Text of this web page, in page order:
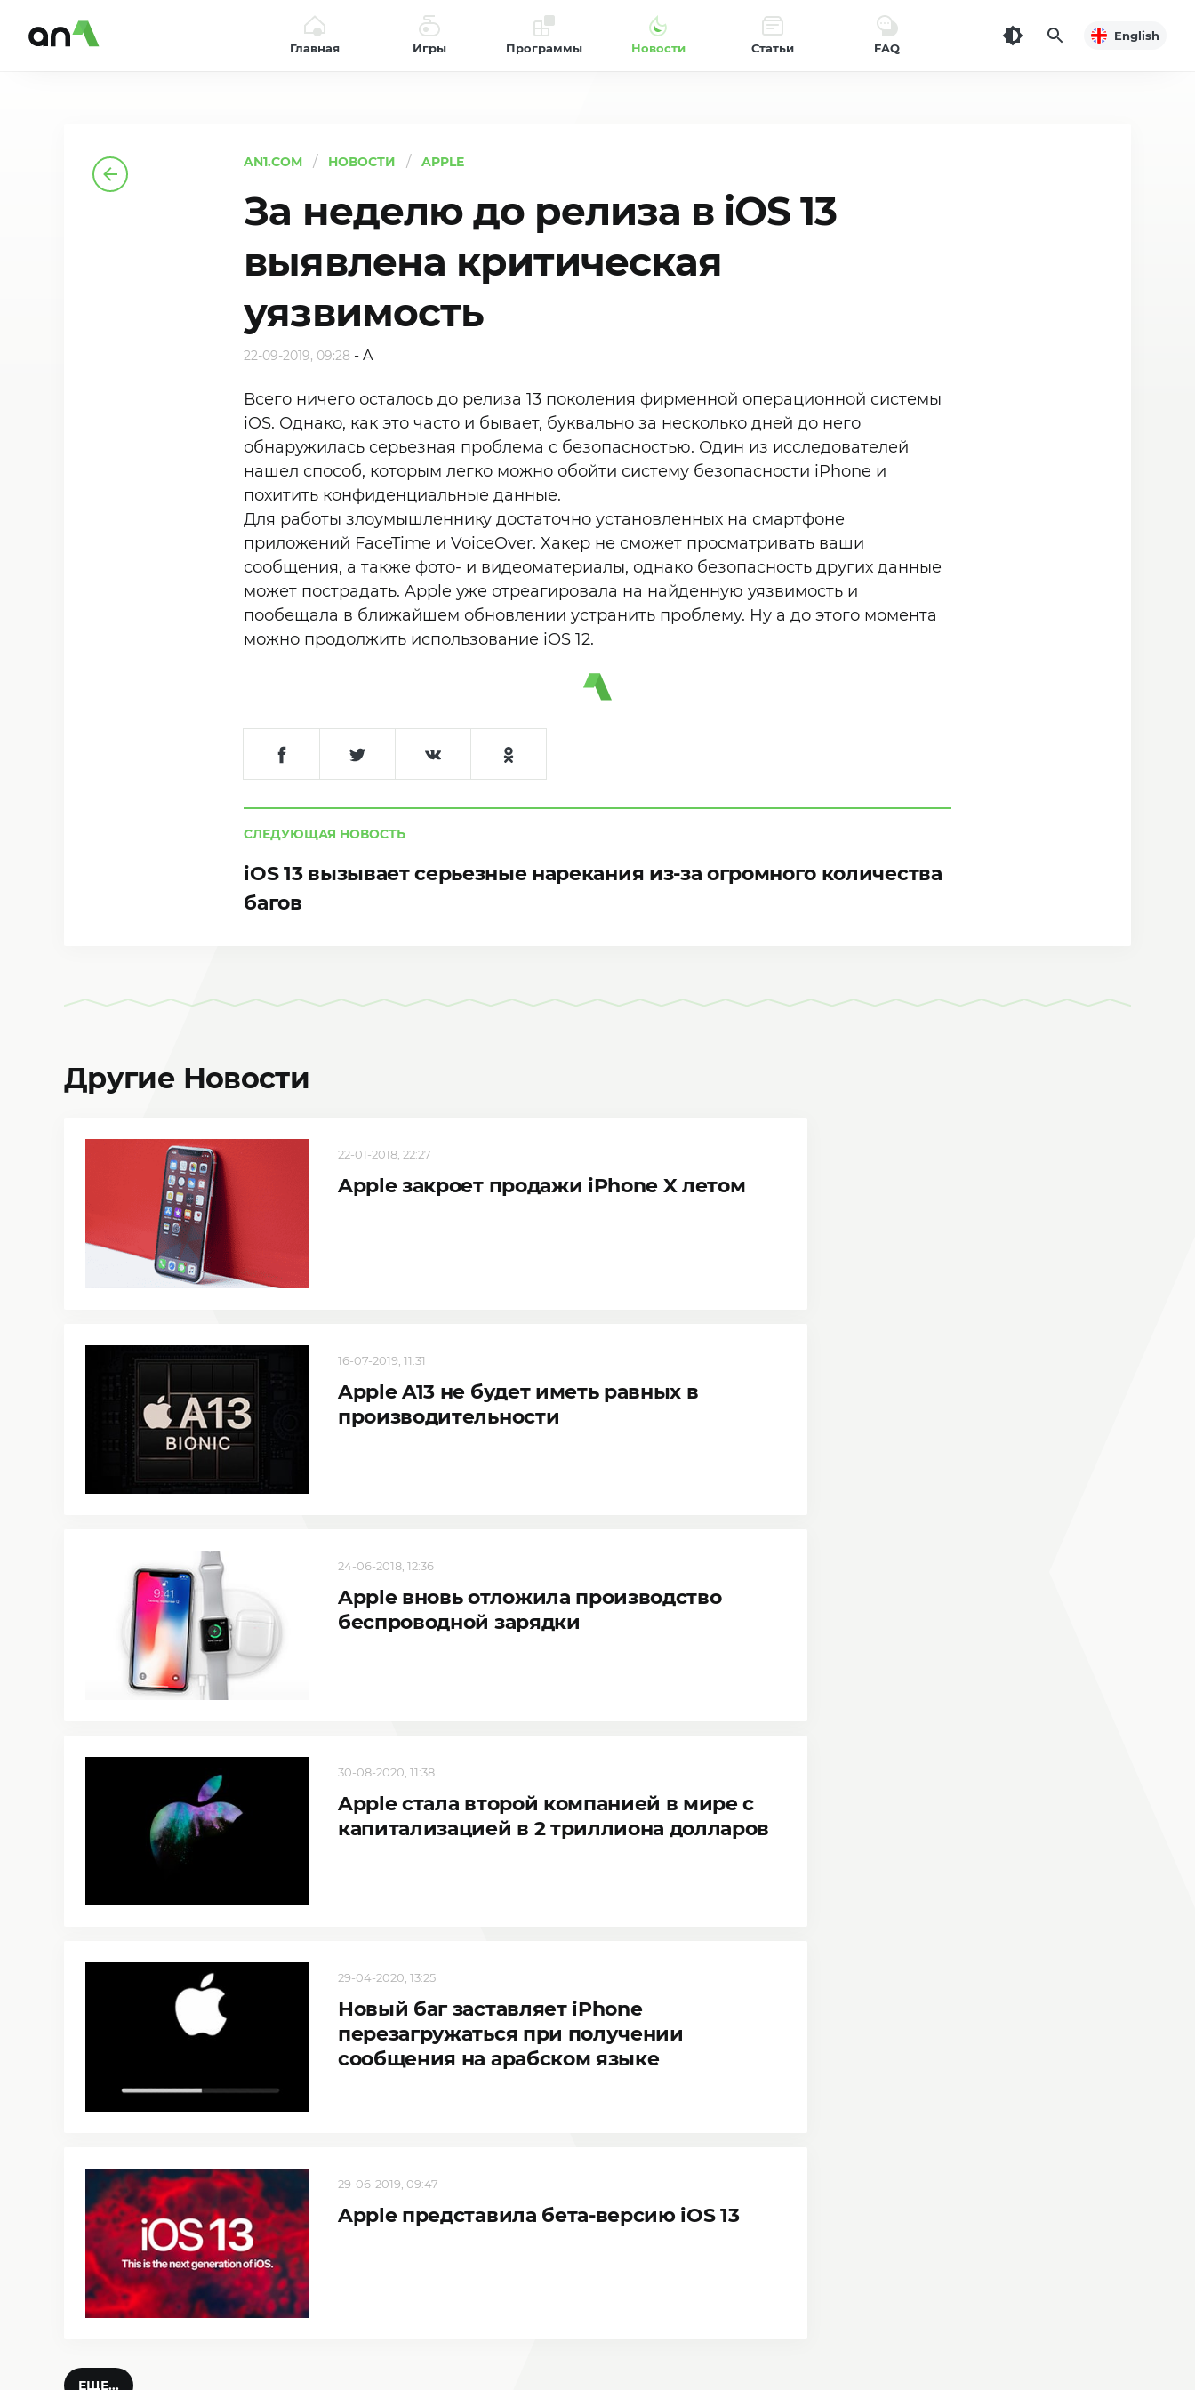
Главная Игры Программы Новости Статьи FAQ
English
AN1.COM НОВОСТИ APPLE
За неделю до релиза в iOS 13
выявлена критическая
уязвимость
22-09-2019, 09:28 -A
Всего ничего осталось до релиза 13 поколения фирменной операционной системы
iOS. Однако, как это часто и бывает, буквально за несколько дней до него
обнаружилась серьезная проблема с безопасностью. Один из исследователей
нашел способ, которым легко можно обойти систему безопасности iPhone и
похитить конфиденциальные данные.
Для работы злоумышленнику достаточно установленных на смартфоне
приложений FaceTime и VoiceOver. Хакер не сможет просматривать ваши
сообщения, а также фото- и видеоматериалы, однако безопасность других данные
может пострадать. Apple уже отреагировала на найденную уязвимость и
пообещала в ближайшем обновлении устранить проблему. Ну а до этого момента
можно продолжить использование iOS 12.
СЛЕДУЮЩАЯ НОВОСТЬ
iOS 13 вызывает серьезные нарекания из-за огромного количества
багов
Другие Новости
22-01-2018, 22:27
Apple закроет продажи iPhone X летом
16-07-2019, 11:31
Apple A13 не будет иметь равных в
производительности
24-06-2018, 12:36
Apple вновь отложила производство
беспроводной зарядки
30-08-2020, 11:38
Apple стала второй компанией в мире с
капитализацией в 2 триллиона долларов
29-04-2020, 13:25
Новый баг заставляет iPhone
перезагружаться при получении
сообщения на арабском языке
29-06-2019, 09:47
Apple представила бета-версию iOS 13
ЕЩЕ...